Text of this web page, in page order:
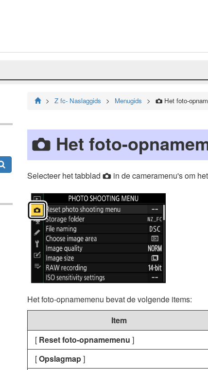
Z fc- Naslaggids Menugids C Het foto-
C Het foto-
Selecteer het tabblad C in de cameramenu's om
Het foto-opnamemenu bevat de volgende items:
Item
[ Reset foto-opnamemenu ]
[Opslagmap]